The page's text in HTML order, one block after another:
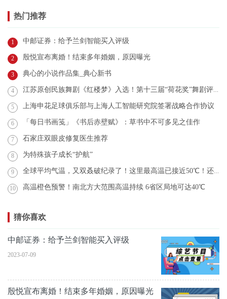
热门推荐
1 中邮证券：给予兰剑智能买入评级
2 殷悦宣布离婚！结束多年婚姻，原因曝光
3 典心的小说作品集_典心新书
4 江苏原创民族舞剧《红楼梦》入选！第十三届“荷花奖”舞剧评奖结果公示
5 上海申花足球俱乐部与上海人工智能研究院签署战略合作协议
6 「每日书画笺」《书后赤壁赋》：草书中不可多见之佳作
7 石家庄双眼皮修复医生推荐
8 为特殊孩子成长“护航”
9 全球平均气温，又双叒破纪录了！这里最高温已接近50℃！还会更热？
10 高温橙色预警！南北方大范围高温持续 6省区局地可达40℃
猜你喜欢
中邮证券：给予兰剑智能买入评级
2023-07-09
殷悦宣布离婚！结束多年婚姻，原因曝光